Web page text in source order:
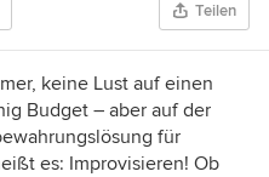
Teilen
keine Lust auf einen
Budget – aber auf der
für
es: Improvisieren! Ob